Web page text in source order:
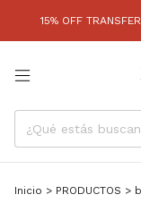
EFECTIVO
Inicio > PRODUCTOS >